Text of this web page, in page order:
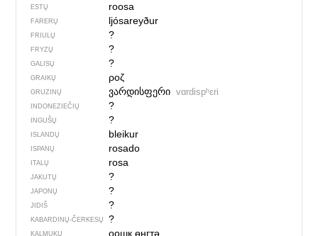
ESTŲ roosa
FARERŲ ljósareyður
FRIULŲ ?
FRYZŲ ?
GALISŲ ?
GRAIKŲ ροζ
GRUZINŲ ვარდისფერი vɑrdispʰɛri
INDONEZIEČIŲ ?
INGUŠŲ ?
ISLANDŲ bleikur
ISPANŲ rosado
ITALŲ rosa
JAKUTŲ ?
JAPONŲ ?
JIDIŠ ?
KABARDINŲ-ČERKESŲ ?
KALMUKŲ оошк өңгтә